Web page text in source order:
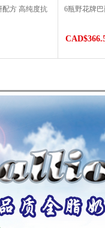
配方 高纯度抗
6瓶野花牌